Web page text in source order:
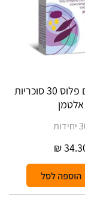
פרופולנטום פלוס 30 סוכריות
אלטמן
₪